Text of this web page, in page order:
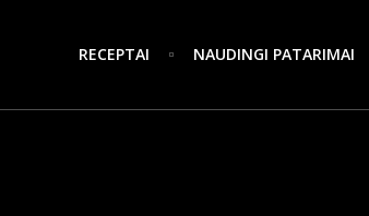
RECEPTAI NAUDINGI PATARIMAI